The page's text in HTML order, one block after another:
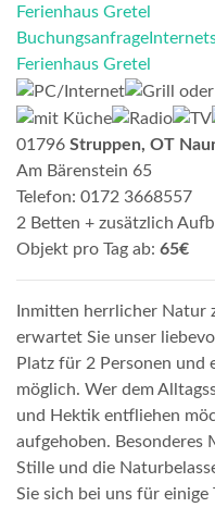
Ferienhaus Gretel
Buchungsanfrage
Ferienhaus Gretel
01796 Struppen, OT
Am Bärenstein 65
Telefon: 0172 3668557
2 Betten + zusätzlich
Objekt pro Tag ab: 65€
Inmitten herrlicher Natur
erwartet Sie unser
Platz für 2 Personen
möglich. Wer dem
und Hektik entfliehen
aufgehoben. Besonderes
Stille und die
Sie sich bei uns für einige